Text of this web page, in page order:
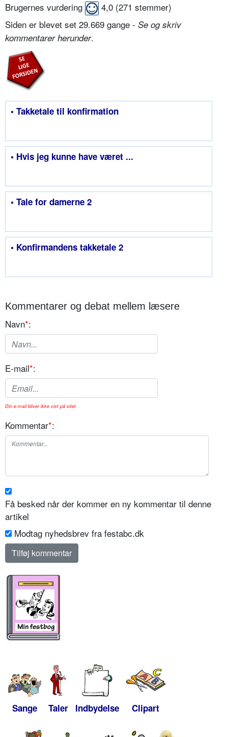
Brugernes vurdering 4,0 (271 stemmer)
Siden er blevet set 29.669 gange - Se og skriv
kommentarer herunder.
• Takketale til konfirmation
• Hvis jeg kunne have været ...
• Tale for damerne 2
• Konfirmandens takketale 2
Kommentarer og debat mellem læsere
Navn*:
E-mail*:
Din e-mail bliver ikke vist på sitet.
Kommentar*:
Få besked når der kommer en ny kommentar til denne
artikel
Modtag nyhedsbrev fra festabc.dk
Sange Taler Indbydelse Clipart